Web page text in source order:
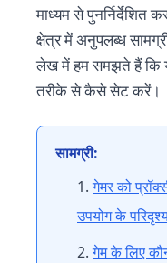
माध्यम से
क्षेत्र में अनुपलब्ध
लेख में हम समझते हैं कि
तरीके से कैसे सेट करें।
सामग्री:
गेमर को
उपयोग के
गेम के लिए